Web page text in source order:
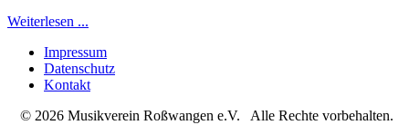
Weiterlesen ...
Impressum
Datenschutz
Kontakt
© 2026 Musikverein Roßwangen e.V. Alle Rechte vorbehalten.